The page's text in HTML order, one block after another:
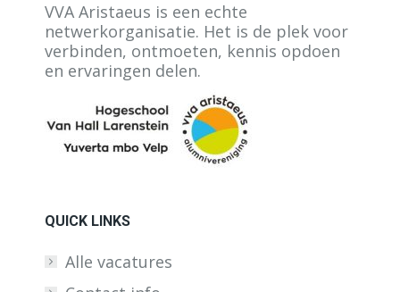
VVA Aristaeus is een echte
netwerkorganisatie. Het is de plek voor
verbinden, ontmoeten, kennis opdoen
en ervaringen delen.
QUICK LINKS
Alle vacatures